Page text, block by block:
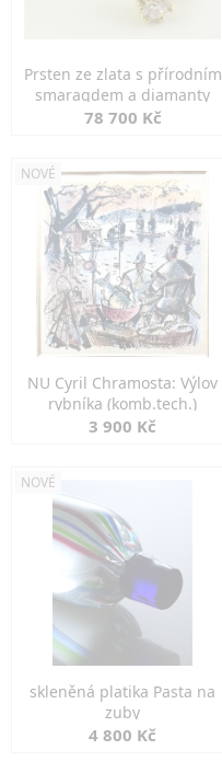
Prsten ze zlata s přírodním
smaragdem a diamanty
78 700 Kč
NOVÉ
NU Cyril Chramosta: Výlov
rybníka (komb.tech.)
3 900 Kč
NOVÉ
skleněná platika Pasta na
zuby
4 800 Kč